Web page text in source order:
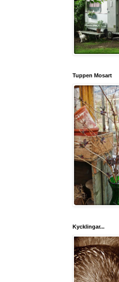
Tuppen Mosart
Kycklingar...